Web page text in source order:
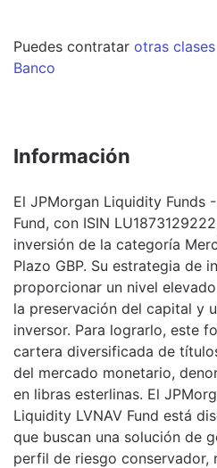
Puedes contratar otras clases
Banco
Información
El JPMorgan Liquidity Funds
Fund, con ISIN
inversión de la categoría
Plazo GBP. Su estrategia de
proporcionar un nivel
la preservación del capital y
inversor. Para lograrlo, este
cartera diversificada de
del mercado monetario,
en libras esterlinas. El
Liquidity LVNAV Fund está
que buscan una solución de
perfil de riesgo conservador,